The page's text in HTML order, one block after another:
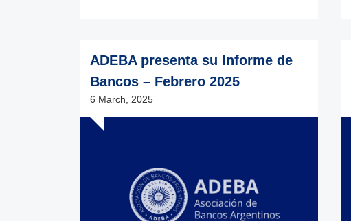
ADEBA presenta su Informe de
Bancos – Febrero 2025
6 March, 2025